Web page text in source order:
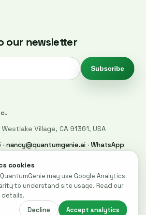
our newsletter
Subscribe
Village, CA 91361, USA
· nancy@quantumgenie.ai · WhatsApp
· Trust Center
All rights reserved.
readiness across websites, code, and